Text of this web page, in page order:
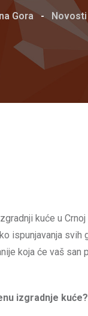
Gora - Novosti
kuće u
ispunjavanja svih
koja će vaš san
izgradnje kuće?